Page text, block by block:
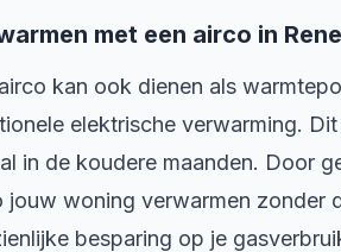
met een airco in
kan ook dienen als
elektrische verwarming.
in de koudere maanden. Door
jouw woning verwarmen zonder
besparing op je